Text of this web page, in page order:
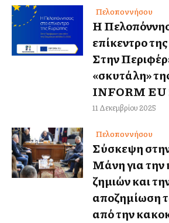
Πελοποννήσου
Η
επίκεντρο
Στην
«σκυτάλη»
INFORM EU
11 Δεκεμβρίου 2025
Πελοποννήσου
Σύσκεψη
Μάνη για
ζημιών και
αποζημίωση
από την